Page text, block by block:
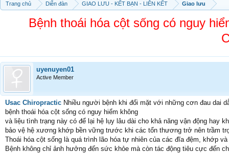
Trang chủ Diễn đàn GIAO LƯU - KẾT BẠN - LIÊN KẾT Giao lưu
Bệnh thoái hóa cột sống có nguy
uyenuyen01
Active Member
Usac Chiropractic Nhiều người bệnh khi đối mặt với những cơn đau dai
bệnh thoái hóa cột sống có nguy hiểm không
và liệu tình trạng này có để lại hệ lụy lâu dài cho khả năng vận động hay
bảo vệ hệ xương khớp bền vững trước khi các tổn thương trở nên trầm
Thoái hóa cột sống là quá trình lão hóa tự nhiên của các đĩa đệm, khớp
Bệnh không chỉ ảnh hưởng đến sức khỏe mà còn tác động tiêu cực đến